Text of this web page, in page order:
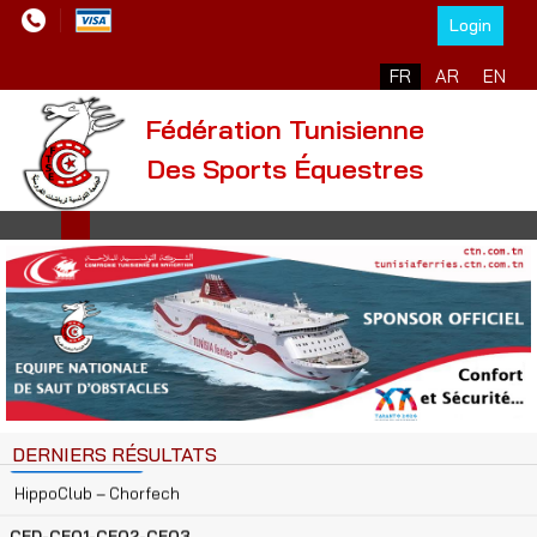
Login
Sélectionnez votre
FR AR EN
Fédération Tunisienne
Des Sports Équestres
DERNIERS RÉSULTATS
Championnat de Tunisie Cavaliers Cadets/ Poneys 2025-2026
Saut d'Obstacles
Hippoclub – Chorfech
Championnat de Tunisie Classiques "Amateurs" 2025-2026
02/07/2026
Saut d'Obstacles
HippoClub – Chorfech
CED-CEQ1-CEQ2-CEQ3